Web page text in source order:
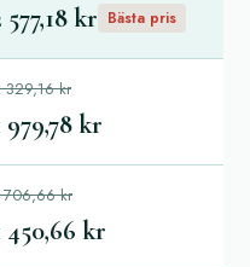
577,18 kr Bästa pris
329,16 kr
979,78 kr
706,66 kr
450,66 kr